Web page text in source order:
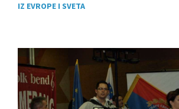
IZ EVROPE I SVETA